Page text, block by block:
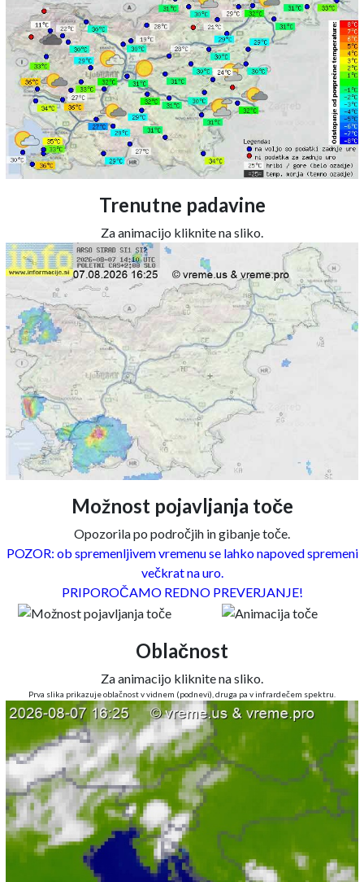
Trenutne padavine
Za animacijo kliknite na sliko.
Možnost pojavljanja toče
Opozorila po področjih in gibanje toče.
POZOR: ob spremenljivem vremenu se lahko napoved spremeni
večkrat na uro.
PRIPOROČAMO REDNO PREVERJANJE!
Oblačnost
Za animacijo kliknite na sliko.
Prva slika prikazuje oblačnost v vidnem (podnevi), druga pa v infrardečem spektru.